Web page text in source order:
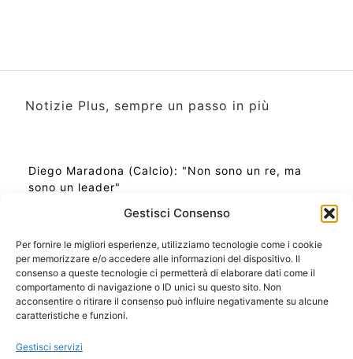
Gestisci Consenso
Per fornire le migliori esperienze, utilizziamo tecnologie come i cookie
per memorizzare e/o accedere alle informazioni del dispositivo. Il
consenso a queste tecnologie ci permetterà di elaborare dati come il
comportamento di navigazione o ID unici su questo sito. Non
acconsentire o ritirare il consenso può influire negativamente su alcune
caratteristiche e funzioni.
Gestisci servizi
Notizie Plus, sempre un passo in più
Diego Maradona (Calcio): "Non sono un re, ma
sono un leader"
Ora Esatta in Italia in questo momento
Ti Senti Strano Ultimamente? Potrebbe Essere per
la Risonanza di Schumann
Come Sapere Se Stai Ascendendo alla Quinta